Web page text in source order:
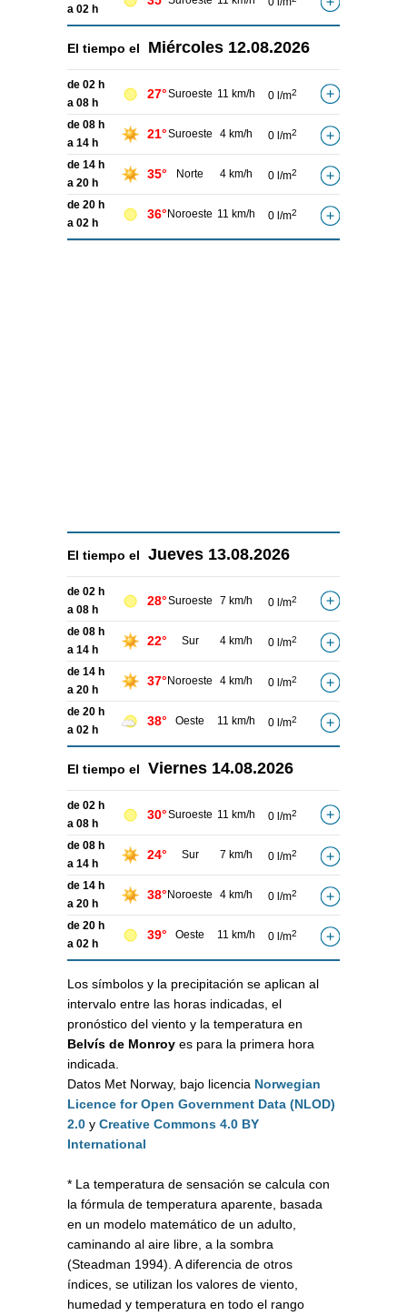
a 02 h
El tiempo el Miércoles 12.08.2026
de 02 h
a 08 h
27°Suroeste 11 km/h 0 l/m2
de 08 h
a 14 h
21°Suroeste 4 km/h 0 l/m2
de 14 h
a 20 h
35° Norte 4 km/h 0 l/m2
de 20 h
a 02 h
36° Noroeste 11 km/h 0 l/m2
El tiempo el Jueves 13.08.2026
de 02 h
a 08 h
28°Suroeste 7 km/h 0 l/m2
de 08 h
a 14 h
22° Sur 4 km/h 0 l/m2
de 14 h
a 20 h
37° Noroeste 4 km/h 0 l/m2
de 20 h
a 02 h
38° Oeste 11 km/h 0 l/m2
El tiempo el Viernes 14.08.2026
de 02 h
a 08 h
30°Suroeste 11 km/h 0 l/m2
de 08 h
a 14 h
24° Sur 7 km/h 0 l/m2
de 14 h
a 20 h
38° Noroeste 4 km/h 0 l/m2
de 20 h
a 02 h
39° Oeste 11 km/h 0 l/m2
Los símbolos y la precipitación se aplican al
intervalo entre las horas indicadas, el
pronóstico del viento y la temperatura en
Belvís de Monroy es para la primera hora
indicada.
Datos Met Norway, bajo licencia Norwegian
Licence for Open Government Data (NLOD)
2.0 y Creative Commons 4.0 BY
International
* La temperatura de sensación se calcula con
la fórmula de temperatura aparente, basada
en un modelo matemático de un adulto,
caminando al aire libre, a la sombra
(Steadman 1994). A diferencia de otros
índices, se utilizan los valores de viento,
humedad y temperatura en todo el rango